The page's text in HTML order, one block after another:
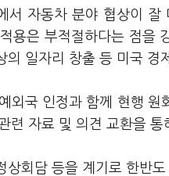
서 자동차 분야 협상이 잘
용은 부적절하다는 점을
의 일자리 창출 등 미국 경
외국 인정과 함께 현행
련 자료 및 의견 교환을
상회담 등을 계기로 한반